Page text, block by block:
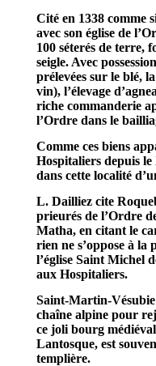
Cité en 1338 comme
avec son église de
100 séterés de terre,
seigle. Avec
prélevées sur le blé,
vin), l’élevage
riche commanderie
l’Ordre dans le
Comme ces biens
Hospitaliers depuis le
dans cette localité
L. Dailliez cite
prieurés de l’Ordre
Matha, en citant le
rien ne s’oppose à
l’église Saint Michel
aux Hospitaliers.
Saint-Martin-
chaîne alpine pour
ce joli bourg
Lantosque, est
templière.